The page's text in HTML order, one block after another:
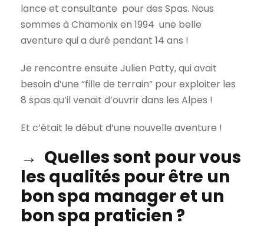
lance et consultante pour des Spas. Nous
sommes à Chamonix en 1994 une belle
aventure qui a duré pendant 14 ans !
Je rencontre ensuite Julien Patty, qui avait
besoin d’une “fille de terrain” pour exploiter les
8 spas qu’il venait d’ouvrir dans les Alpes !
Et c’était le début d’une nouvelle aventure !
→ Quelles sont pour vous
les qualités pour être un
bon spa manager et un
bon spa praticien ?